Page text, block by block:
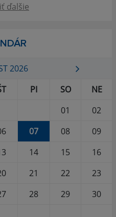
ďalšie
2026
PI SO
NE
01
02
07 08
09
14 15
16
21 22
23
28 29
30